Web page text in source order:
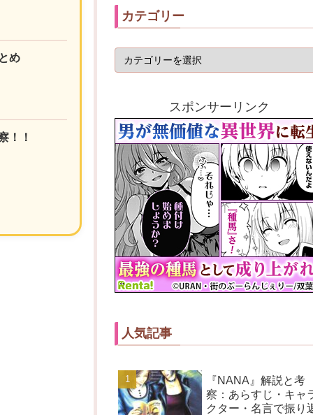
め
！！
カテゴリー
スポンサーリンク
人気記事
『NANA』解説と考
察：あらすじ・キャ
クター・名言で振り